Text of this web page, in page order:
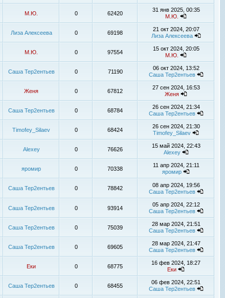
М.Ю. 0 62420
31 янв 2025, 00:35
М.Ю.
Лиза Алексеева 0 69198
21 окт 2024, 20:07
Лиза Алексеева
М.Ю. 0 97554
15 окт 2024, 20:05
М.Ю.
Саша Тер2ентьев 0 71190
06 окт 2024, 13:52
Саша Тер2ентьев
Женя 0 67812
27 сен 2024, 16:53
Женя
Саша Тер2ентьев 0 68784
26 сен 2024, 21:34
Саша Тер2ентьев
Timofey_Silaev 0 68424
26 сен 2024, 21:30
Timofey_Silaev
Alexey 0 76626
15 май 2024, 22:43
Alexey
яромир 0 70338
11 апр 2024, 21:11
яромир
Саша Тер2ентьев 0 78842
08 апр 2024, 19:56
Саша Тер2ентьев
Саша Тер2ентьев 0 93914
05 апр 2024, 22:12
Саша Тер2ентьев
Саша Тер2ентьев 0 75039
28 мар 2024, 21:51
Саша Тер2ентьев
Саша Тер2ентьев 0 69605
28 мар 2024, 21:47
Саша Тер2ентьев
Еки 0 68775
16 фев 2024, 18:27
Еки
Саша Тер2ентьев 0 68455
06 фев 2024, 22:51
Саша Тер2ентьев